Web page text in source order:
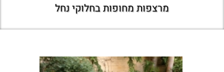
מרצפות מחופות בחלוקי נחל